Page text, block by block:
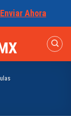
Enviar Ahora